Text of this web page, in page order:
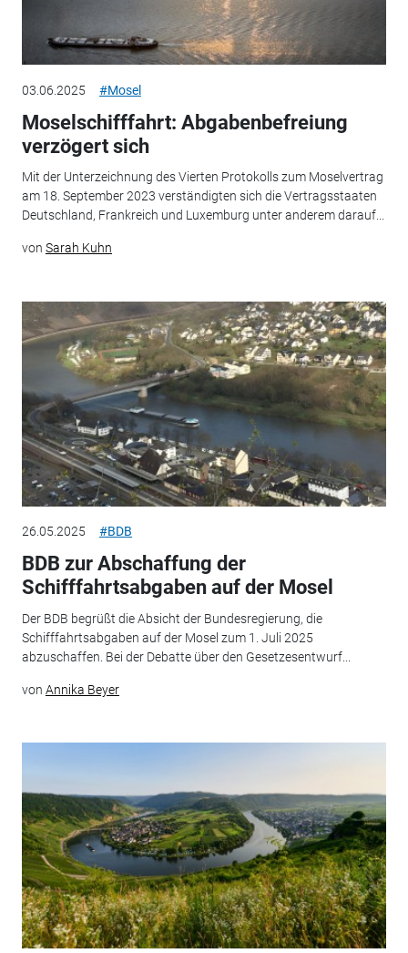
03.06.2025 #Mosel
Moselschifffahrt: Abgabenbefreiung
verzögert sich
Mit der Unterzeichnung des Vierten Protokolls zum Moselvertrag
am 18. September 2023 verständigten sich die Vertragsstaaten
Deutschland, Frankreich und Luxemburg unter anderem darauf...
von Sarah Kuhn
26.05.2025 #BDB
BDB zur Abschaffung der
Schifffahrtsabgaben auf der Mosel
Der BDB begrüßt die Absicht der Bundesregierung, die
Schifffahrtsabgaben auf der Mosel zum 1. Juli 2025
abzuschaffen. Bei der Debatte über den Gesetzesentwurf...
von Annika Beyer